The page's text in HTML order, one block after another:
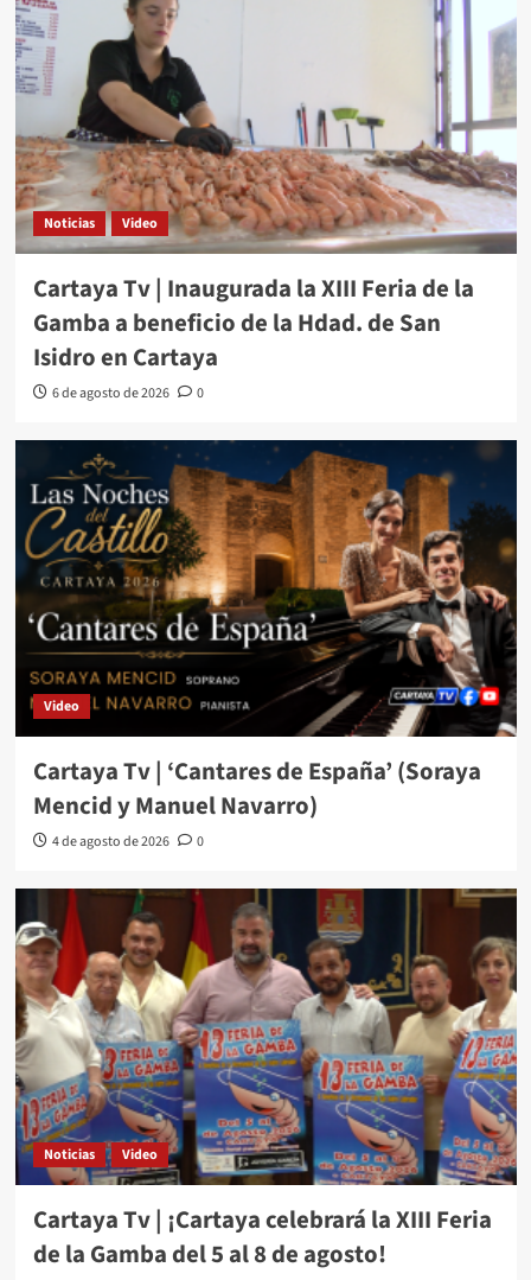
Noticias Video
Cartaya Tv | Inaugurada la XIII Feria de la
Gamba a beneficio de la Hdad. de San
Isidro en Cartaya
6 de agosto de 2026 0
Video
Cartaya Tv | ‘Cantares de España’ (Soraya
Mencid y Manuel Navarro)
4 de agosto de 2026 0
Noticias Video
Cartaya Tv | ¡Cartaya celebrará la XIII Feria
de la Gamba del 5 al 8 de agosto!